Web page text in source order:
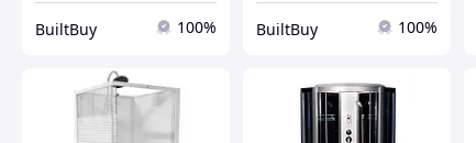
BuiltBuy 100% BuiltBuy 100%